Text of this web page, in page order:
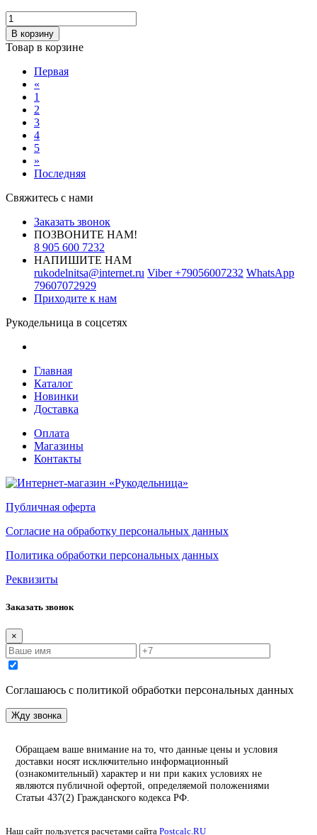
В корзину
Товар в корзине
Первая
«
1
2
3
4
5
»
Последняя
Свяжитесь с нами
Заказать звонок
ПОЗВОНИТЕ НАМ!
8 905 600 7232
НАПИШИТЕ НАМ
rukodelnitsa@internet.ru Viber+79056007232 WhatsApp
79607072929
Приходите к нам
Рукодельница в соцсетях
Главная
Каталог
Новинки
Доставка
Оплата
Магазины
Контакты
Публичная оферта
Согласие на обработку персональных данных
Политика обработки персональных данных
Реквизиты
Заказать звонок
×
Соглашаюсь с политикой обработки персональных данных
Жду звонка
Обращаем ваше внимание на то, что данные цены и условия
доставки носят исключительно информационный
(ознакомительный) характер и ни при каких условиях не
являются публичной офертой, определяемой положениями
Статьи 437(2) Гражданского кодекса РФ.
Наш сайт пользуется расчетами сайта Postcalc.RU